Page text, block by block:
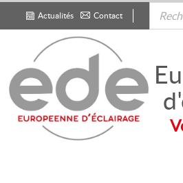
Contact
Actualités